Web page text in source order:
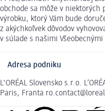
obchode sa môže v
výrobku, ktorý Vám bude
z akýchkoľvek dôvodov
v súlade s našimi
Adresa podniku
L'ORÉAL Slovensko s.r.o.
Paris, Franta